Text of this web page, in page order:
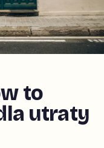
to
utraty